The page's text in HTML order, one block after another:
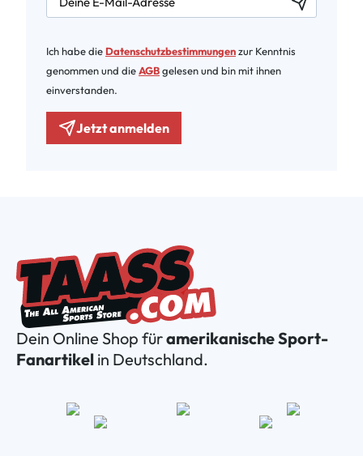
Ich habe die Datenschutzbestimmungenzur Kenntnis
genommen und dieAGBgelesen und bin mit ihnen
einverstanden.
Jetzt anmelden
Dein Online Shop füramerikanische Sport-
Fanartikel in Deutschland.